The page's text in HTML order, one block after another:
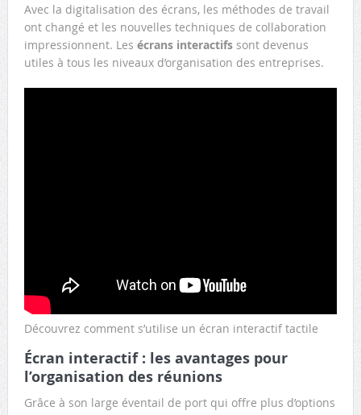
Avec la digitalisation des écrans, les méthodes de travail
ont changé et les nouvelles techniques de collaboration
impressionnent. Les écrans interactifssont devenus
utiles à tous les niveaux d’organisation des entreprises.
Découvrez comment s’utilise un écran interactif tactile
Écran interactif : les avantages pour
l’organisation des réunions
Grâce à son large éventail de port qui offre plus d’options